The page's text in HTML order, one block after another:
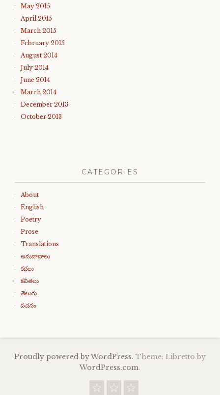
May 2015
April 2015
March 2015
February 2015
August 2014
July 2014
June 2014
March 2014
December 2013
October 2013
CATEGORIES
About
English
Poetry
Prose
Translations
అనువాదాలు
కథలు
కవితలు
తెలుగు
వచనం
Proudly powered by WordPress. Theme: Libretto by
WordPress.com.